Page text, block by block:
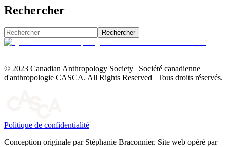
Rechercher
Rechercher
© 2023 Canadian Anthropology Society | Société canadienne
d'anthropologie CASCA. All Rights Reserved | Tous droits réservés.
Politique de confidentialité
Conception originale par Stéphanie Braconnier. Site web opéré par